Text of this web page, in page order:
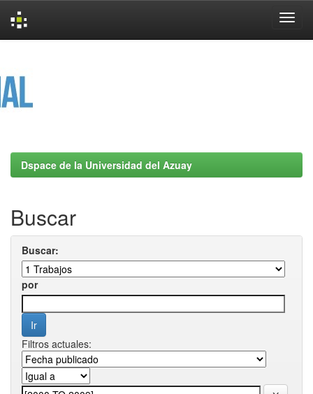
Dspace de la Universidad del Azuay
Buscar
Buscar:
por
Filtros actuales: